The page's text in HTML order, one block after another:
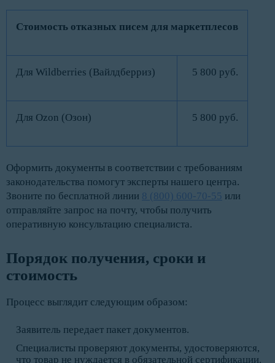
Стоимость отказных писем для маркетплесов
Для Wildberries (Вайлдберриз) 5 800 руб.
Для Ozon (Озон) 5 800 руб.
Оформить документы в соответствии с требованиям
законодательства помогут эксперты нашего центра.
Звоните по бесплатной линии 8 (800) 600-70-55 или
отправляйте запрос на почту, чтобы получить
оперативную консультацию специалиста.
Порядок получения, сроки и
стоимость
Процесс выглядит следующим образом:
Заявитель передает пакет документов.
Специалисты проверяют документы, удостоверяются,
что товар не нуждается в обязательной сертификации.